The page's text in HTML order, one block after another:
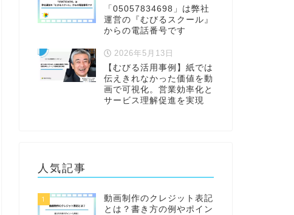
「05057834698」は弊社
運営の『むびるスクール』
からの電話番号です
2026年5月13日
【むびる活用事例】紙では
伝えきれなかった価値を動
画で可視化。営業効率化と
サービス理解促進を実現
人気記事
1
動画制作のクレジット表記
とは？書き方の例やポイン